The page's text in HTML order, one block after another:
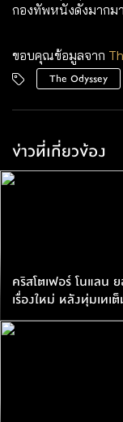
กองทัพหนังดังมากม
ขอบคุณข้อมูลจาก
The Odyssey
ข่าวที่เกี่ยวข้อง
คริสโตเฟอร์ โนแลน
เรื่องใหม่ หลังทุ่มเท